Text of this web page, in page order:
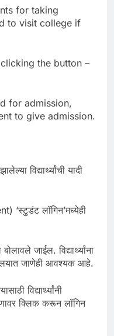
for taking
to visit college if
the button –
for admission,
to give admission.
विद्यार्थ्यांची यादी
‘स्टुडंट लॉगिन’मध्येही
जाईल. विद्यार्थ्यांना
जाणेही आवश्यक आहे.
विद्यार्थ्यांनी
क्लिक करून लॉगिन